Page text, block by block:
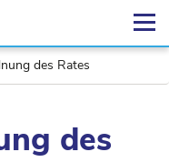
des Rates
des